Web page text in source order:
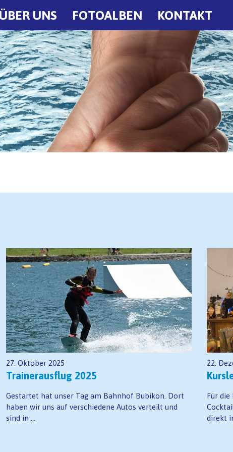
ÜBER UNS FOTOALBEN KONTAKT
27. Oktober 2025
Trainerausflug 2025
Gestartet hat unser Tag am Bahnhof Bubikon. Dort
haben wir uns auf verschiedene Autos verteilt und
sind in ...
22.
Für die
direkt